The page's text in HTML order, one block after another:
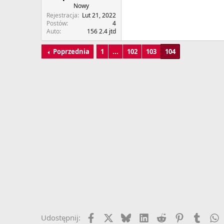
Nowy
Rejestracja
Lut 21, 2022
Postów
4
Auto
156 2.4 jtd
Poprzednia 1 ... 102 103 104
Udostępnij: Facebook BlueskyLinkedIn
Reddit PinterestTumblr